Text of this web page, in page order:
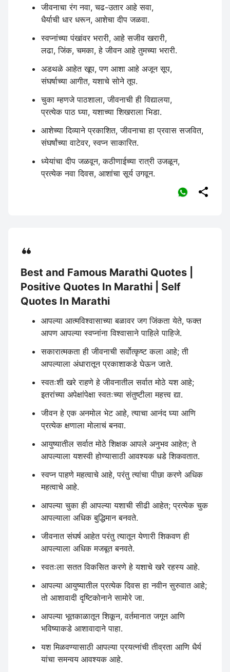
जीवनाचा रंग नवा, चढ-उतार आहे सवा,
धैर्याची धार धरून, आशेचा दीप जळवा.
स्वप्नांच्या पंखांवर भरारी, आहे सजीव खरारी,
लढा, जिंक, चमका, हे जीवन आहे तुमच्या भरारी.
अडथळे आहेत खूप, पण आशा आहे अजून सूप,
संघर्षाच्या आगीत, यशाचे सोने तूप.
चुका म्हणजे पाठशाला, जीवनाची ही विद्यालया,
प्रत्येक पाठ घ्या, यशाच्या शिखराला भिडा.
आशेच्या दिव्याने प्रकाशित, जीवनाचा हा प्रवास सजवित,
संघर्षांच्या वाटेवर, स्वप्न साकारित.
ध्येयांचा दीप जळवून, कठीणाईच्या रात्री उजळून,
प्रत्येक नवा दिवस, आशांचा सूर्य उगवून.

Best and Famous Marathi Quotes |
Positive Quotes In Marathi | Self
Quotes In Marathi
आपल्या आत्मविश्वासाच्या बळावर जग जिंकता येते, फक्त
आपण आपल्या स्वप्नांना विश्वासाने पाहिले पाहिजे.
सकारात्मकता ही जीवनाची सर्वोत्कृष्ट कला आहे; ती
आपल्याला अंधारातून प्रकाशाकडे घेऊन जाते.
स्वतःशी खरे राहणे हे जीवनातील सर्वात मोठे यश आहे;
इतरांच्या अपेक्षांपेक्षा स्वतःच्या संतुष्टीला महत्त्व द्या.
जीवन हे एक अनमोल भेट आहे, त्याचा आनंद घ्या आणि
प्रत्येक क्षणाला मोलाचं बनवा.
आयुष्यातील सर्वात मोठे शिक्षक आपले अनुभव आहेत; ते
आपल्याला यशस्वी होण्यासाठी आवश्यक धडे शिकवतात.
स्वप्न पाहणे महत्वाचे आहे, परंतु त्यांचा पीछा करणे अधिक
महत्वाचे आहे.
आपल्या चुका ही आपल्या यशाची सीढी आहेत; प्रत्येक चुक
आपल्याला अधिक बुद्धिमान बनवते.
जीवनात संघर्ष आहेत परंतु त्यातून येणारी शिकवण ही
आपल्याला अधिक मजबूत बनवते.
स्वतःला सतत विकसित करणे हे यशाचे खरे रहस्य आहे.
आपल्या आयुष्यातील प्रत्येक दिवस हा नवीन सुरुवात आहे;
तो आशावादी दृष्टिकोनाने सामोरे जा.
आपल्या भूतकाळातून शिकून, वर्तमानात जगून आणि
भविष्याकडे आशावादाने पाहा.
यश मिळवण्यासाठी आपल्या प्रयत्नांची तीव्रता आणि धैर्य
यांचा समन्वय आवश्यक आहे.